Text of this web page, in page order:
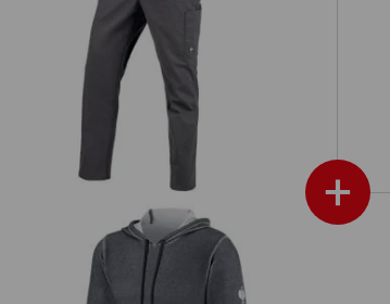
+
Nohavice do pása e.s.iconic